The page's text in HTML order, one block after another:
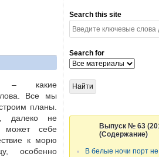
– какие
Все мы
планы.
далеко не
себе
к морю
особенно
Search this site
Search for
Выпуск № 63
(Содержание)
В белые ночи порт не